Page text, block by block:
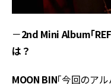
－2nd Mini Album「
は？
MOON BIN「今回のア